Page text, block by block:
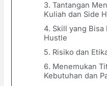
3. Tantangan
Kuliah dan Side
4. Skill yang
Hustle
5. Risiko dan
6. Menemukan
Kebutuhan dan